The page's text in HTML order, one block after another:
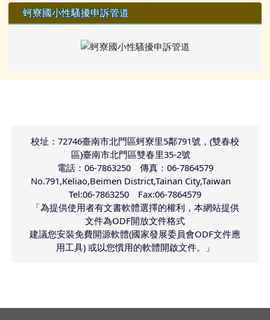
蚵寮國小性騷擾申訴管道
校址：72746臺南市北門區蚵寮里5鄰791號，(雙春校
區)臺南市北門區雙春里35-2號
電話：06-7863250 傳真：06-7864579
No.791,Keliao,Beimen District,Tainan City,Taiwan
Tel:06-7863250 Fax:06-7864579
「為提供使用者有文書軟體選擇的權利，本網站提供
文件為ODF開放文件格式
建議您安裝免費開源軟體(國家發展委員會ODF文件應
用工具) 或以您慣用的軟體開啟文件。」